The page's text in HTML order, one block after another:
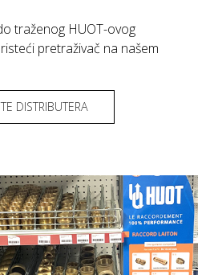
traženog HUOT-ovog
pretraživač na našem
DISTRIBUTERA